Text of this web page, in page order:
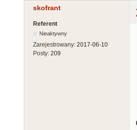
skofrant
Referent
Nieaktywny
Zarejestrowany: 2017-06-10
Posty: 209